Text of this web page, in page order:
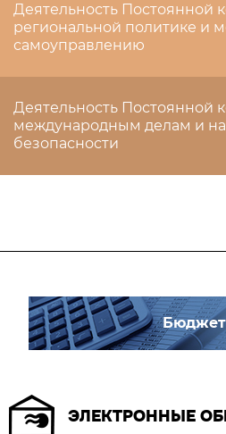
Деятельность Постоянной
региональной политике и
самоуправлению
Деятельность Постоянной
международным делам и
безопасности
Бюджет
ЭЛЕКТРОННЫЕ